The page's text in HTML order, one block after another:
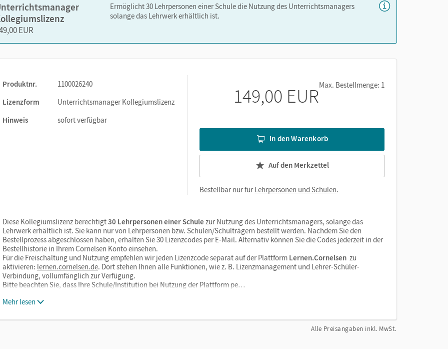
oder über die Cornelsen Lernen App.
EUR
Ermöglicht 30 Lehrpersonen einer Schule die Nutzung des Unterrichtsmanagers
solange das Lehrwerk erhältlich ist.
Produktnr.
1100026240
Lizenzform
Unterrichtsmanager Kollegiumslizenz
Hinweis
sofort verfügbar
149,00 EURMax. Bestellmenge: 1
In den Warenkorb
Auf den Merkzettel
Bestellbar nur fürLehrpersonen und Schulen.
Diese Kollegiumslizenz berechtigt30 Lehrpersonen einer Schule zur Nutzung des Unterrichtsmanagers, solange das
Lehrwerk erhältlich ist. Sie kann nur von Lehrpersonen bzw. Schulen/Schulträgern bestellt werden. Nachdem Sie den
Bestellprozess abgeschlossen haben, erhalten Sie 30 Lizenzcodes per E-Mail. Alternativ können Sie die Codes jederzeit in der
Bestellhistorie in Ihrem Cornelsen Konto einsehen.
Für die Freischaltung und Nutzung empfehlen wir jeden Lizenzcode separat auf der Plattform Lernen.Cornelsen zu
aktivieren: lernen.cornelsen.de. Dort stehen Ihnen alle Funktionen, wie z. B. Lizenzmanagement und Lehrer-Schüler-
Verbindung, vollumfänglich zur Verfügung.
Bitte beachten Sie, dass Ihre Schule/Institution bei Nutzung der Plattform pe…
Mehr lesen
Alle Preisangaben inkl. MwSt.